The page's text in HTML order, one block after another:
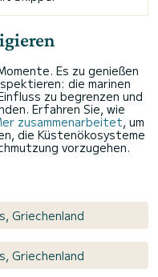
Es zu genießen
die marinen
zu begrenzen und
Erfahren Sie, wie
zusammenarbeitet, um
die Küstenökosysteme
vorzugehen.
Griechenland
Griechenland